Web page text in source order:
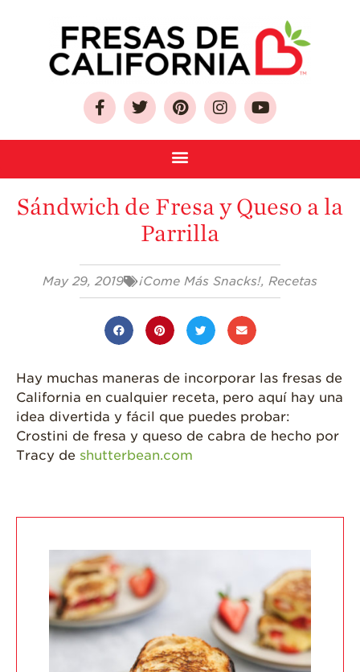
Quien Somos
Preguntas
Frecuentes
Salud y Bienestar
Una Fresa?
¡Disfrute 8-al-día!
Para Profesionales
de Salud
Bebidas
Ensaladas
Desayuno
Platillo Principal
Sándwich de Fresa y Queso a la
Parrilla
May 29, 2019 ¡Come Más Snacks!, Recetas
Hay muchas maneras de incorporar las fresas de
California en cualquier receta, pero aquí hay una
idea divertida y fácil que puedes probar:
Crostini de fresa y queso de cabra de hecho por
Tracy de shutterbean.com